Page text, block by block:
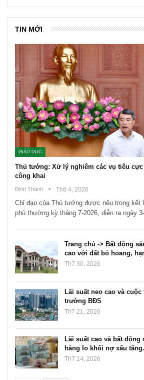
TIN MỚI
GIÁO DỤC
Thủ tướng: Xử lý nghiêm các vụ tiêu
công khai
Đinh Thành Th8 4, 2026
Chỉ đạo của Thủ tướng được nêu trong kết
phủ thường kỳ tháng 7-2026, diễn ra ngày
Trang chủ -> Bất động
cao với đất bỏ hoang,
Th7 30, 2026
Lãi suất neo cao và
trường BĐS
Th7 21, 2026
Lãi suất cao và bất động
hàng lo khối nợ xấu
Th7 14, 2026